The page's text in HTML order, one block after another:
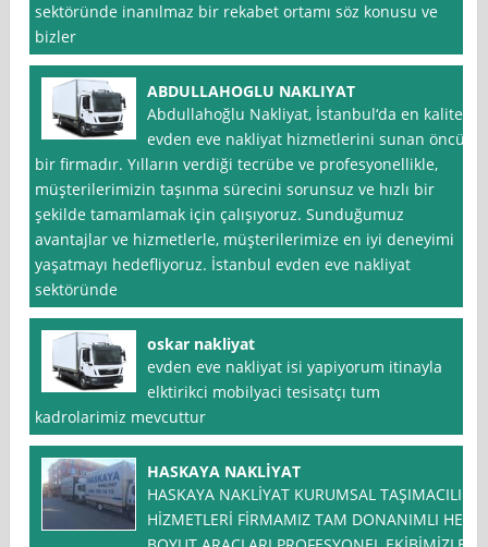
sektöründe inanılmaz bir rekabet ortamı söz konusu ve
bizler
ABDULLAHOGLU NAKLIYAT
Abdullahoğlu Nakliyat, İstanbul‘da en kaliteli
evden eve nakliyat hizmetlerini sunan öncü
bir firmadır. Yılların verdiği tecrübe ve profesyonellikle,
müşterilerimizin taşınma sürecini sorunsuz ve hızlı bir
şekilde tamamlamak için çalışıyoruz. Sunduğumuz
avantajlar ve hizmetlerle, müşterilerimize en iyi deneyimi
yaşatmayı hedefliyoruz. İstanbul evden eve nakliyat
sektöründe
oskar nakliyat
evden eve nakliyat isi yapiyorum itinayla
elktirikci mobilyaci tesisatçı tum
kadrolarimiz mevcuttur
HASKAYA NAKLİYAT
HASKAYA NAKLİYAT KURUMSAL TAŞIMACILIK
HİZMETLERİ FİRMAMIZ TAM DONANIMLI HER